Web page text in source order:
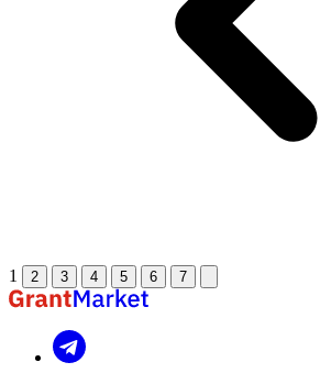
1 2 3 4 5 6 7